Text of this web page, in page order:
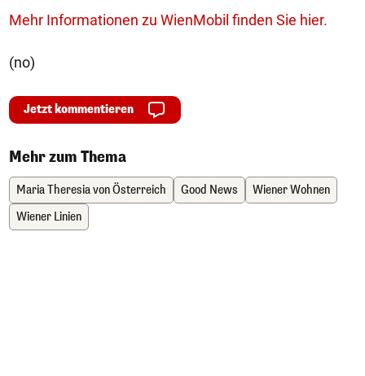
Mehr Informationen zu WienMobil finden Sie hier.
(no)
Jetzt kommentieren
Mehr zum Thema
Maria Theresia von Österreich Good News
Wiener Wohnen
Wiener Linien